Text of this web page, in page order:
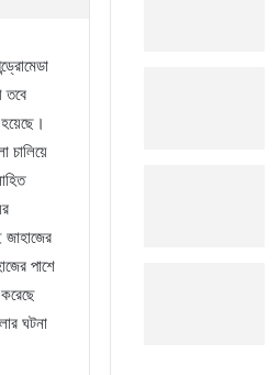
তবে
চালিয়ে
জাহাজের
পাশে
ঘটনা